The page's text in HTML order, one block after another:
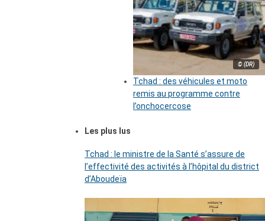
© (DR)
Tchad : des véhicules et moto
remis au programme contre
l’onchocercose
Les plus lus
Tchad : le ministre de la Santé s’assure de
l’effectivité des activités à l’hôpital du district
d’Aboudeïa